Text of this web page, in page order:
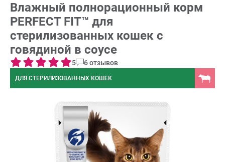
Влажный полнорационный корм
PERFECT FIT™ для
стерилизованных кошек с
говядиной в соусе
5 6 отзывов
ДЛЯ СТЕРИЛИЗОВАННЫХ КОШЕК